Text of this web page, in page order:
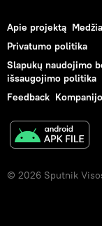
Apie projektą
Privatumo politika
Slapukų naudojimo
išsaugojimo politika
Feedback
© 2026 Sputnik